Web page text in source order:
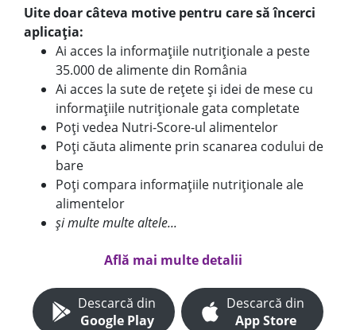
Uite doar câteva motive pentru care să încerci
aplicația:
Ai acces la informațiile nutriționale a peste
35.000 de alimente din România
Ai acces la sute de rețete și idei de mese cu
informațiile nutriționale gata completate
Poți vedea Nutri-Score-ul alimentelor
Poți căuta alimente prin scanarea codului de
bare
Poți compara informațiile nutriționale ale
alimentelor
și multe multe altele...
Află mai multe detalii
Descarcă din
Google Play
Descarcă din
App Store